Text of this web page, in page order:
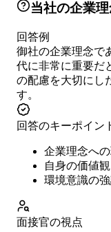
当社の企業
回答例
御社の企業理念で
代に非常に重要だ
の配慮を大切にし
す。
回答のキーポイン
企業理念へ
自身の価値
環境意識の
面接官の視点